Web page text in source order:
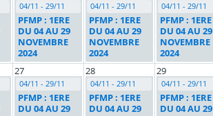
04/11 - 29/11
PFMP : 1ERE
DU 04 AU 29
NOVEMBRE
2024
04/11 - 29/11
PFMP : 1ERE
DU 04 AU 29
NOVEMBRE
2024
04/11 - 29/11
PFMP : 1ERE
DU 04 AU 29
NOVEMBRE
2024
27
04/11 - 29/11
PFMP : 1ERE
DU 04 AU 29
28
04/11 - 29/11
PFMP : 1ERE
DU 04 AU 29
29
04/11 - 29/11
PFMP : 1ERE
DU 04 AU 29